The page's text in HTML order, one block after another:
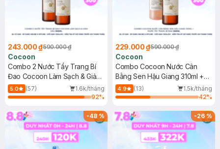
243.000 ₫590.000 ₫
Cocoon
Combo 2 Nước Tẩy Trang Bí
Đao Cocoon Làm Sạch & Giảm
Dầu 500ml
5.0 (57)
1.6k/tháng
92%
229.000 ₫590.000 ₫
Cocoon
Combo Cocoon Nước Cân
Bằng Sen Hậu Giang 310ml +
Nước Tẩy Trang Bí Đao 500ml
4.9 (13)
1.5k/tháng
42%
-48% -26%